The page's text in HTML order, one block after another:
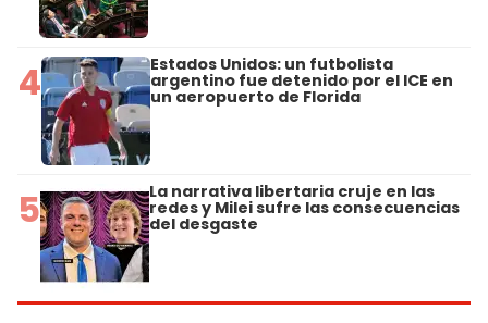
4 Estados Unidos: un futbolista
argentino fue detenido por el ICE en
un aeropuerto de Florida
5 La narrativa libertaria cruje en las
redes y Milei sufre las consecuencias
del desgaste